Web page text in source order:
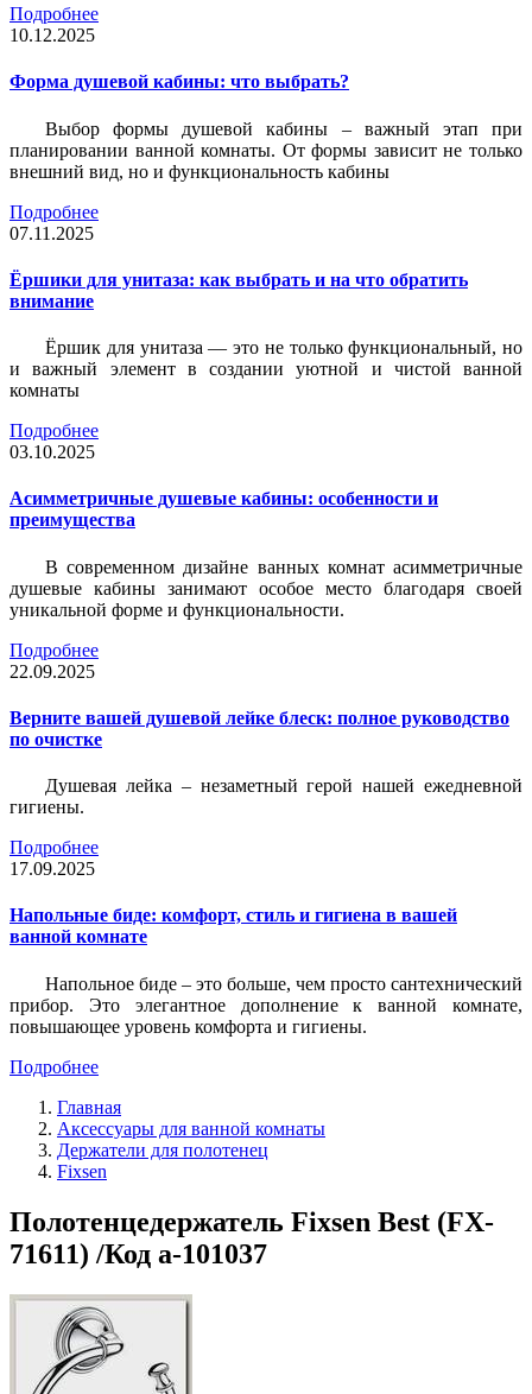
Подробнее
10.12.2025
Форма душевой кабины: что выбрать?
Выбор формы душевой кабины – важный этап при
планировании ванной комнаты. От формы зависит не только
внешний вид, но и функциональность кабины
Подробнее
07.11.2025
Ёршики для унитаза: как выбрать и на что обратить
внимание
Ёршик для унитаза — это не только функциональный, но
и важный элемент в создании уютной и чистой ванной
комнаты
Подробнее
03.10.2025
Асимметричные душевые кабины: особенности и
преимущества
В современном дизайне ванных комнат асимметричные
душевые кабины занимают особое место благодаря своей
уникальной форме и функциональности.
Подробнее
22.09.2025
Верните вашей душевой лейке блеск: полное руководство
по очистке
Душевая лейка – незаметный герой нашей ежедневной
гигиены.
Подробнее
17.09.2025
Напольные биде: комфорт, стиль и гигиена в вашей
ванной комнате
Напольное биде – это больше, чем просто сантехнический
прибор. Это элегантное дополнение к ванной комнате,
повышающее уровень комфорта и гигиены.
Подробнее
Главная
Аксессуары для ванной комнаты
Держатели для полотенец
Fixsen
Полотенцедержатель Fixsen Best (FX-
71611) /Код a-101037